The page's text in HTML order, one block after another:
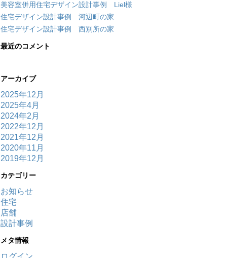
美容室併用住宅デザイン設計事例 Liel様
住宅デザイン設計事例 河辺町の家
住宅デザイン設計事例 西別所の家
最近のコメント
アーカイブ
2025年12月
2025年4月
2024年2月
2022年12月
2021年12月
2020年11月
2019年12月
カテゴリー
お知らせ
住宅
店舗
設計事例
メタ情報
ログイン